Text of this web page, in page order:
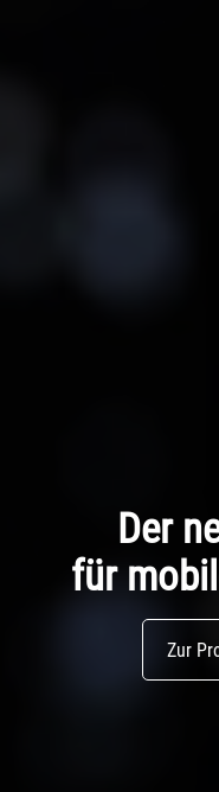
Der
für
Zur